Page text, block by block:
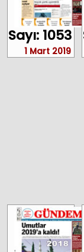
Sayı: 1053
1 Mart 2019